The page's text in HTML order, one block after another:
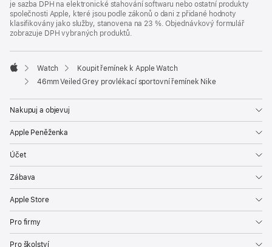
je sazba DPH na elektronické stahování softwaru nebo ostatní produkty
společnosti Apple, které jsou podle zákonů o dani z přidané hodnoty
klasifikovány jako služby, stanovena na 23 %. Objednávkový formulář
zobrazuje DPH vybraných produktů.
Apple
Watch
Koupit řemínek k Apple Watch
46mm Veiled Grey provlékací sportovní řemínek Nike
Nakupuj a objevuj
Apple Peněženka
Účet
Zábava
Apple Store
Pro firmy
Pro školství